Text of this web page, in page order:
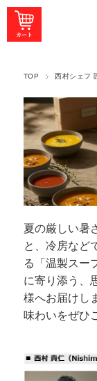
TOP 西村シェフ
夏の厳しい暑
と、冷房など
る「温製スー
に寄り添う、
様へお届けし
味わいをぜひ